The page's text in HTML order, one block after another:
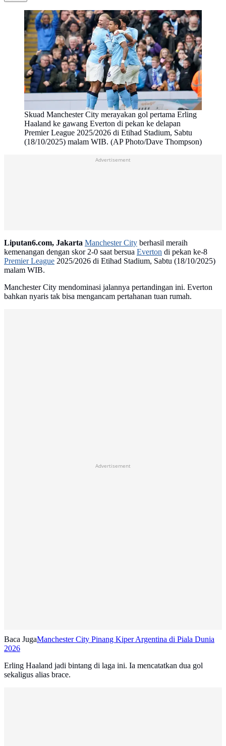
Skuad Manchester City merayakan gol pertama Erling
Haaland ke gawang Everton di pekan ke delapan
Premier League 2025/2026 di Etihad Stadium, Sabtu
(18/10/2025) malam WIB. (AP Photo/Dave Thompson)
Advertisement
Liputan6.com, Jakarta Manchester City berhasil meraih
kemenangan dengan skor 2-0 saat bersua Everton di pekan ke-8
Premier League 2025/2026 di Etihad Stadium, Sabtu (18/10/2025)
malam WIB.
Manchester City mendominasi jalannya pertandingan ini. Everton
bahkan nyaris tak bisa mengancam pertahanan tuan rumah.
Advertisement
Baca JugaManchester City Pinang Kiper Argentina di Piala Dunia
2026
Erling Haaland jadi bintang di laga ini. Ia mencatatkan dua gol
sekaligus alias brace.